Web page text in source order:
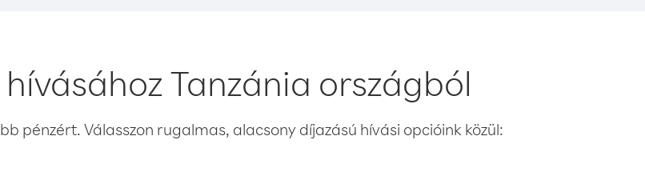
Tanzánia országból
pénzért. Válasszon rugalmas, alacsony díjazású hívási opcióink közül: